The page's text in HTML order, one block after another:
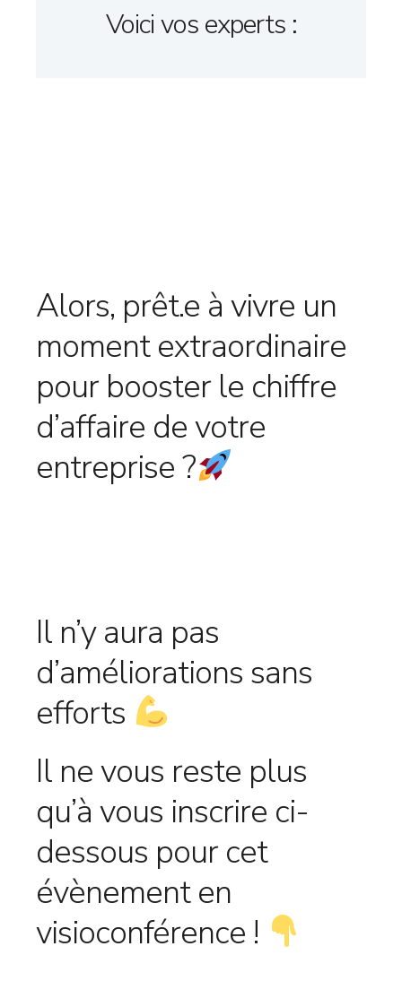
Voici vos experts :
Alors, prêt.e à vivre un
moment extraordinaire
pour booster le chiffre
d’affaire de votre
entreprise ?
Il n’y aura pas
d’améliorations sans
efforts
Il ne vous reste plus
qu’à vous inscrire ci-
dessous pour cet
évènement en
visioconférence !